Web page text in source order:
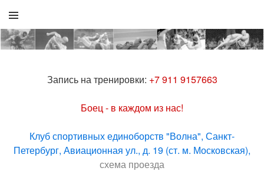
Запись на тренировки: +7 911 9157663
Боец - в каждом из нас!
Клуб спортивных единоборств "Волна", Санкт-
Петербург, Авиационная ул., д. 19 (ст. м. Московская),
схема проезда